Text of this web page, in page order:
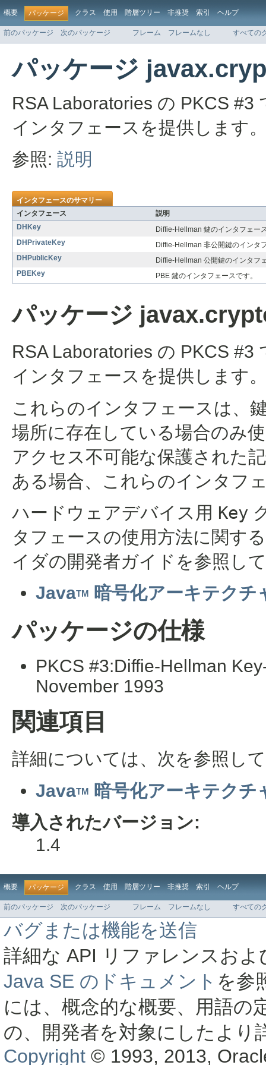
概要 パッケージ クラス 使用 階層ツリー 非推奨 索引 ヘルプ
前のパッケージ 次のパッケージ フレーム フレームなし すべての
パッケージ
RSA Laboratories の PKCS #3
インタフェースを提供します
参照: 説明
インタフェースのサマリー
インタフェース
説明
DHKey
Diffie-Hellman 鍵のインタフェー
DHPrivateKey
Diffie-Hellman 非公開鍵のインタ
DHPublicKey
Diffie-Hellman 公開鍵のインタフ
PBEKey
PBE 鍵のインタフェースです。
パッケージ
RSA Laboratories の PKCS #3
インタフェースを提供します
これらのインタフェースは、
場所に存在している場合のみ
アクセス不可能な保護された
ある場合、これらのインタフ
ハードウェアデバイス用 Key
タフェースの使用方法に関す
イダの開発者ガイドを参照し
JavaTM 暗号化アーキテク
パッケージの仕様
PKCS #3:Diffie-Hellman
November 1993
関連項目
詳細については、次を参照し
JavaTM
暗号化アーキテク
導入されたバージョン:
1.4
概要 パッケージ クラス 使用 階層ツリー 非推奨 索引 ヘルプ
前のパッケージ 次のパッケージ フレーム フレームなし すべての
バグまたは機能を送信
詳細な API リファレンスお
Java SE のドキュメント を参
には、概念的な概要、用語の
の、開発者を対象にしたより
Copyright © 1993, 2013,